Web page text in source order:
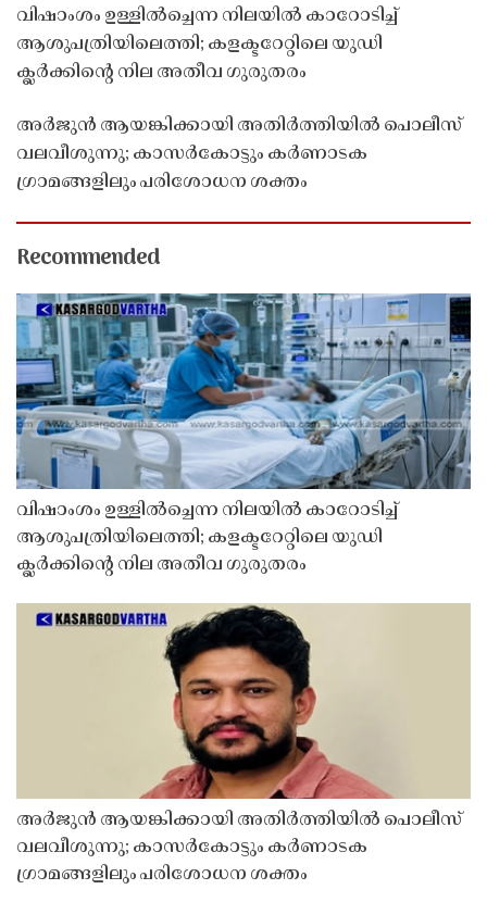
വിഷാംശം ഉള്ളിൽച്ചെന്ന നിലയിൽ കാറോടിച്ച്
ആശുപത്രിയിലെത്തി; കളക്ടറേറ്റിലെ യുഡി
ക്ലർക്കിൻ്റെ നില അതീവ ഗുരുതരം
അർജുൻ ആയങ്കിക്കായി അതിർത്തിയിൽ പൊലീസ്
വലവീശുന്നു; കാസർകോട്ടും കർണാടക
ഗ്രാമങ്ങളിലും പരിശോധന ശക്തം
Recommended
വിഷാംശം ഉള്ളിൽച്ചെന്ന നിലയിൽ കാറോടിച്ച്
ആശുപത്രിയിലെത്തി; കളക്ടറേറ്റിലെ യുഡി
ക്ലർക്കിൻ്റെ നില അതീവ ഗുരുതരം
അർജുൻ ആയങ്കിക്കായി അതിർത്തിയിൽ പൊലീസ്
വലവീശുന്നു; കാസർകോട്ടും കർണാടക
ഗ്രാമങ്ങളിലും പരിശോധന ശക്തം